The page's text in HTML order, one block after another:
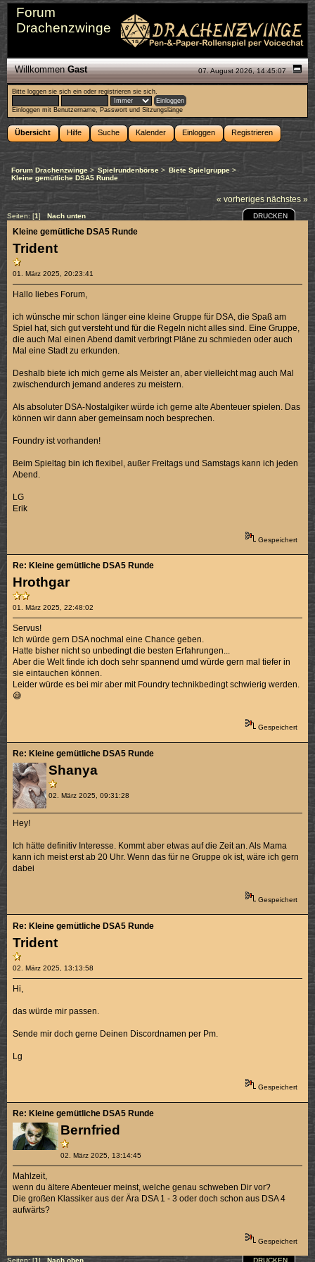
Forum
Drachenzwinge
07. August 2026, 14:45:07
WillkommenGast
Bitte loggen sie sich ein oderregistrieren sie sich.
Einloggen mit Benutzername, Passwort und Sitzungslänge
Übersicht Hilfe Suche Kalender Einloggen Registrieren
Forum Drachenzwinge > Spielrundenbörse> Biete Spielgruppe>
Kleine gemütliche DSA5 Runde
« vorheriges nächstes »
Seiten: [1] Nach unten DRUCKEN
Trident
01. März 2025, 20:23:41
Kleine gemütliche DSA5 Runde
Hallo liebes Forum,
ich wünsche mir schon länger eine kleine Gruppe für DSA, die Spaß am
Spiel hat, sich gut versteht und für die Regeln nicht alles sind. Eine Gruppe,
die auch Mal einen Abend damit verbringt Pläne zu schmieden oder auch
Mal eine Stadt zu erkunden.
Deshalb biete ich mich gerne als Meister an, aber vielleicht mag auch Mal
zwischendurch jemand anderes zu meistern.
Als absoluter DSA-Nostalgiker würde ich gerne alte Abenteuer spielen. Das
können wir dann aber gemeinsam noch besprechen.
Foundry ist vorhanden!
Beim Spieltag bin ich flexibel, außer Freitags und Samstags kann ich jeden
Abend.
LG
Erik
Gespeichert
Hrothgar
01. März 2025, 22:48:02
Re: Kleine gemütliche DSA5 Runde
Servus!
Ich würde gern DSA nochmal eine Chance geben.
Hatte bisher nicht so unbedingt die besten Erfahrungen...
Aber die Welt finde ich doch sehr spannend umd würde gern mal tiefer in
sie eintauchen können.
Leider würde es bei mir aber mit Foundry technikbedingt schwierig werden.
😅
Gespeichert
Shanya
02. März 2025, 09:31:28
Re: Kleine gemütliche DSA5 Runde
Hey!
Ich hätte definitiv Interesse. Kommt aber etwas auf die Zeit an. Als Mama
kann ich meist erst ab 20 Uhr. Wenn das für ne Gruppe ok ist, wäre ich gern
dabei
Gespeichert
Trident
02. März 2025, 13:13:58
Re: Kleine gemütliche DSA5 Runde
Hi,
das würde mir passen.
Sende mir doch gerne Deinen Discordnamen per Pm.
Lg
Gespeichert
Bernfried
02. März 2025, 13:14:45
Re: Kleine gemütliche DSA5 Runde
Mahlzeit,
wenn du ältere Abenteuer meinst, welche genau schweben Dir vor?
Die großen Klassiker aus der Ära DSA 1 - 3 oder doch schon aus DSA 4
aufwärts?
Gespeichert
DRUCKEN